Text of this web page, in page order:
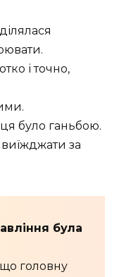
і точно,
було ганьбою.
за
була
що головну